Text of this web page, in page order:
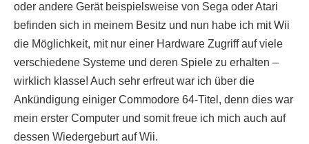
oder andere Gerät beispielsweise von Sega oder Atari
befinden sich in meinem Besitz und nun habe ich mit Wii
die Möglichkeit, mit nur einer Hardware Zugriff auf viele
verschiedene Systeme und deren Spiele zu erhalten –
wirklich klasse! Auch sehr erfreut war ich über die
Ankündigung einiger Commodore 64-Titel, denn dies war
mein erster Computer und somit freue ich mich auch auf
dessen Wiedergeburt auf Wii.